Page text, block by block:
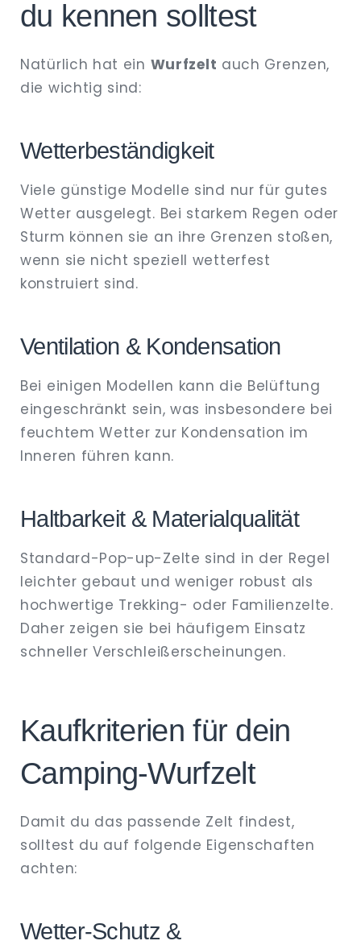
du kennen solltest
Natürlich hat ein Wurfzelt auch Grenzen,
die wichtig sind:
Wetterbeständigkeit
Viele günstige Modelle sind nur für gutes
Wetter ausgelegt. Bei starkem Regen oder
Sturm können sie an ihre Grenzen stoßen,
wenn sie nicht speziell wetterfest
konstruiert sind.
Ventilation & Kondensation
Bei einigen Modellen kann die Belüftung
eingeschränkt sein, was insbesondere bei
feuchtem Wetter zur Kondensation im
Inneren führen kann.
Haltbarkeit & Materialqualität
Standard-Pop-up-Zelte sind in der Regel
leichter gebaut und weniger robust als
hochwertige Trekking- oder Familienzelte.
Daher zeigen sie bei häufigem Einsatz
schneller Verschleißerscheinungen.
Kaufkriterien für dein
Camping‑Wurfzelt
Damit du das passende Zelt findest,
solltest du auf folgende Eigenschaften
achten:
Wetter‑Schutz &